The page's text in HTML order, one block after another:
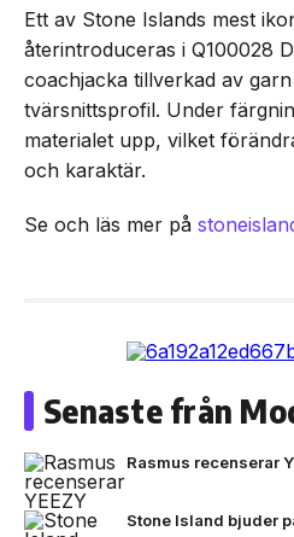
Ett av Stone Islands mest
återintroduceras i Q100028
coachjacka tillverkad av
tvärsnittsprofil. Under
materialet upp, vilket
och karaktär.
Se och läs mer på
Senaste från
Rasmus recenserar
Stone Island bjuder